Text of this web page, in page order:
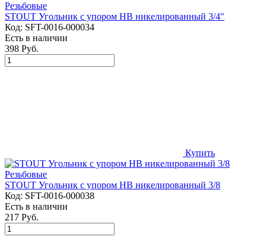
STOUT Угольник с упором НВ никелированный 3/4"
Код: SFT-0016-000034
Есть в наличии
398 Руб.
Купить
STOUT Угольник с упором НВ никелированный 3/8
Код: SFT-0016-000038
Есть в наличии
217 Руб.